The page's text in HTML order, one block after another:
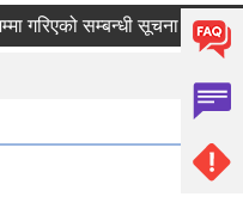
सम्बन्धी सूचना। औषधि